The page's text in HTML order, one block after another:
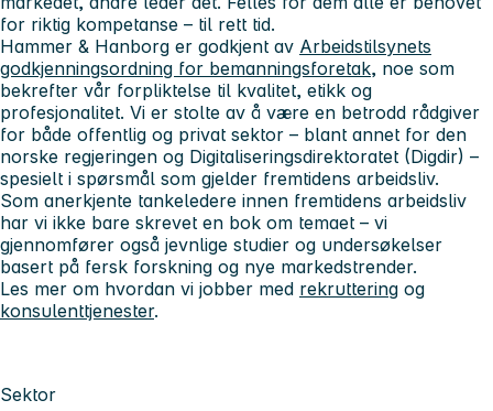
for riktig kompetanse – til rett tid.
Hammer & Hanborg er godkjent av Arbeidstilsynets
godkjenningsordning for bemanningsforetak, noe som
bekrefter vår forpliktelse til kvalitet, etikk og
profesjonalitet. Vi er stolte av å være en betrodd rådgiver
for både offentlig og privat sektor – blant annet for den
norske regjeringen og Digitaliseringsdirektoratet (Digdir) –
spesielt i spørsmål som gjelder fremtidens arbeidsliv.
Som anerkjente tankeledere innen fremtidens arbeidsliv
har vi ikke bare skrevet en bok om temaet – vi
gjennomfører også jevnlige studier og undersøkelser
basert på fersk forskning og nye markedstrender.
Les mer om hvordan vi jobber med rekruttering og
konsulenttjenester.
Sektor